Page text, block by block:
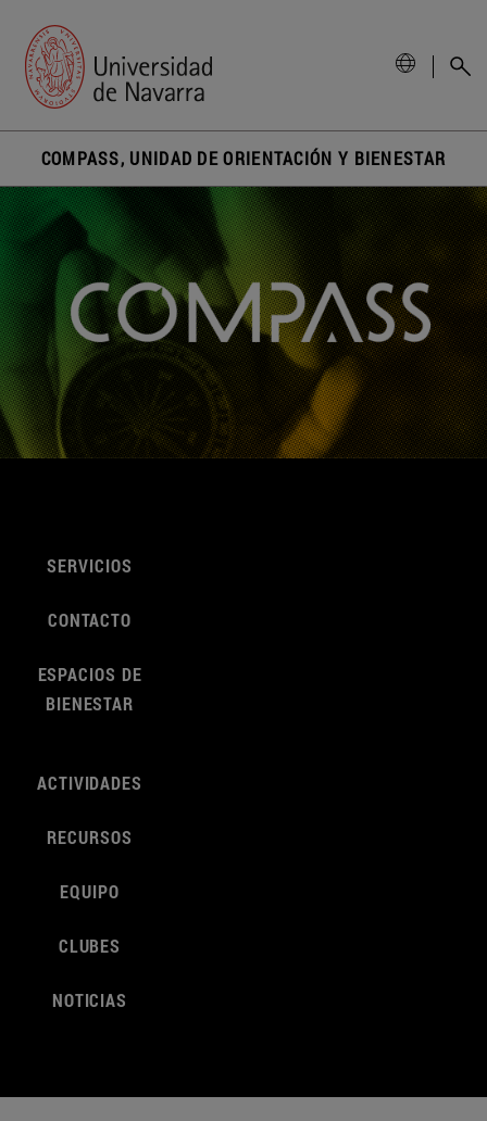
COMPASS, UNIDAD DE ORIENTACIÓN Y BIENESTAR
SERVICIOS
CONTACTO
ESPACIOS DE
BIENESTAR
ACTIVIDADES
RECURSOS
EQUIPO
CLUBES
NOTICIAS